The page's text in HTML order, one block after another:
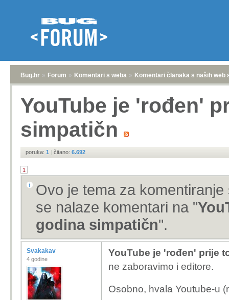
Bug.hr » Forum » Komentari s weba » Komentari članaka s naših web
YouTube je 'rođen'
simpatičn
poruka: 1 | čitano: 6.692
1
Ovo je tema za
se nalaze komentari na "
godina simpatičn".
Svakakav
4 godine
YouTube je 'rođen' prije
ne zaboravimo i editore.
Osobno, hvala Youtube-u